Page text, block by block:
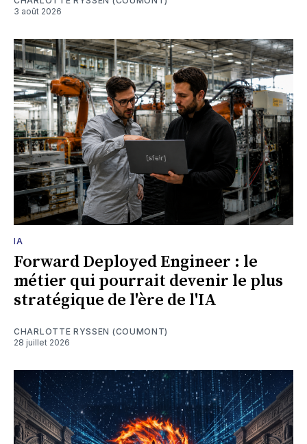
3 août 2026
IA
Forward Deployed Engineer : le
métier qui pourrait devenir le plus
stratégique de l'ère de l'IA
CHARLOTTE RYSSEN (COUMONT)
28 juillet 2026